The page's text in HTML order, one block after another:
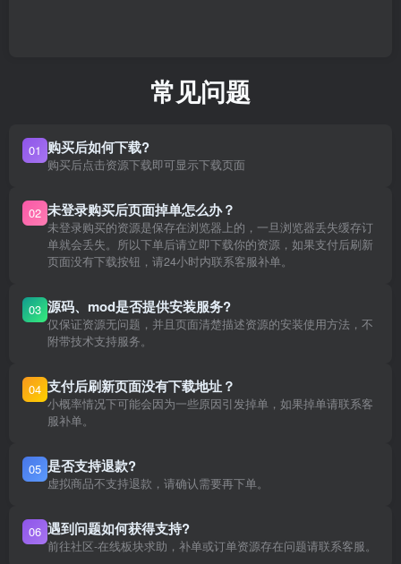
常见问题
01 购买后如何下载?
购买后点击资源下载即可显示下载页面
02 未登录购买后页面掉单怎么办？
未登录购买的资源是保存在浏览器上的，一旦浏览器丢失缓存订
单就会丢失。所以下单后请立即下载你的资源，如果支付后刷新
页面没有下载按钮，请24小时内联系客服补单。
03 源码、mod是否提供安装服务?
仅保证资源无问题，并且页面清楚描述资源的安装使用方法，不
附带技术支持服务。
04 支付后刷新页面没有下载地址？
小概率情况下可能会因为一些原因引发掉单，如果掉单请联系客
服补单。
05 是否支持退款?
虚拟商品不支持退款，请确认需要再下单。
06 遇到问题如何获得支持?
前往社区-在线板块求助，补单或订单资源存在问题请联系客服。